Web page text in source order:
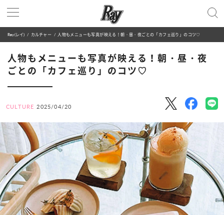
Ray(レイ) カルチャー 人物もメニューも写真が映える！朝・昼・夜ごとの「カフェ巡り」のコツ♡
人物もメニューも写真が映える！朝・昼・夜
ごとの「カフェ巡り」のコツ♡
CULTURE 2025/04/20